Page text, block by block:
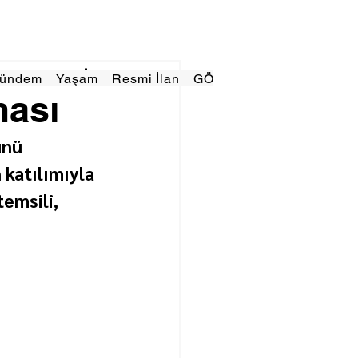
Yaşam Resmi İlan GÖRÜNÜMTV